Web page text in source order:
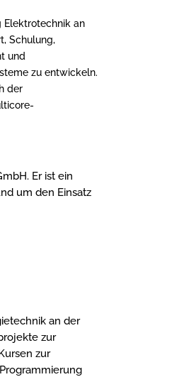
Elektrotechnik an
Schulung,
und
zu entwickeln.
der
Er ist ein
um den Einsatz
an der
zur
zur